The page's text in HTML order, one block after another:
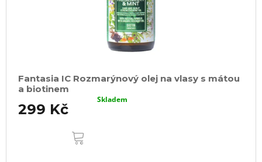
Fantasia IC Rozmarýnový olej na vlasy s mátou
a biotinem
299 Kč
Skladem